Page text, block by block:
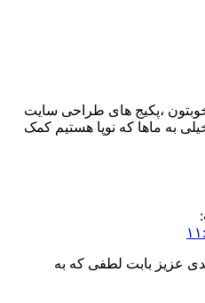
،پکیج های طراحی سایت
به ماها که نوپا هستیم کمک‌
عزیز بابت لطفی که به